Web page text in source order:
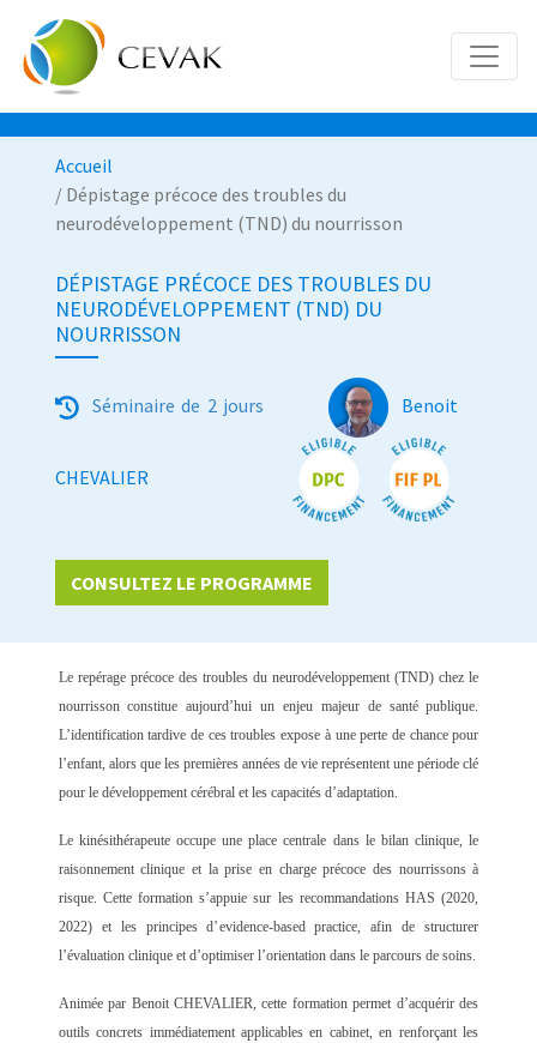
Accueil
/ Dépistage précoce des troubles du
neurodéveloppement (TND) du nourrisson
DÉPISTAGE PRÉCOCE DES TROUBLES DU
NEURODÉVELOPPEMENT (TND) DU
NOURRISSON
Séminaire de 2 jours Benoit
CHEVALIER
CONSULTEZ LE PROGRAMME
Le repérage précoce des troubles du neurodéveloppement (TND) chez le
nourrisson constitue aujourd’hui un enjeu majeur de santé publique.
L’identification tardive de ces troubles expose à une perte de chance pour
l’enfant, alors que les premières années de vie représentent une période clé
pour le développement cérébral et les capacités d’adaptation.
Le kinésithérapeute occupe une place centrale dans lebilan clinique, le
raisonnement clinique et laprise en chargeprécoce des nourrissons à
risque. Cette formation s’appuie sur les recommandations HAS (2020,
2022) et les principes d’evidence-based practice, afin de structurer
l’évaluation clinique et d’optimiser l’orientation dans le parcours de soins.
Animée par Benoit CHEVALIER, cette formation permet d’acquérir des
outils concrets immédiatement applicables en cabinet, en renforçant les